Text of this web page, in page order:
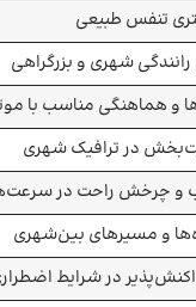
رانندگی شهری و بزرگراهی
و هماهنگی مناسب با
در ترافیک شهری
و چرخش راحت در
و مسیرهای بین‌شهری
در شرایط